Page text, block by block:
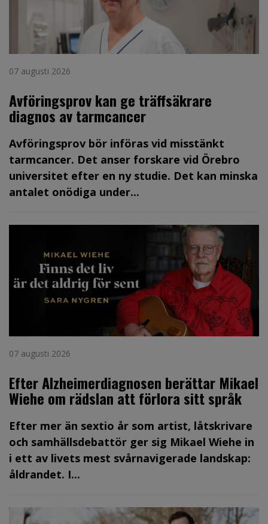
07 augusti 2026
Avföringsprov kan ge träffsäkrare
diagnos av tarmcancer
Avföringsprov bör införas vid misstänkt
tarmcancer. Det anser forskare vid Örebro
universitet efter en ny studie. Det kan minska
antalet onödiga under...
07 augusti 2026
Efter Alzheimerdiagnosen berättar Mikael
Wiehe om rädslan att förlora sitt språk
Efter mer än sextio år som artist, låtskrivare
och samhällsdebattör ger sig Mikael Wiehe in
i ett av livets mest svårnavigerade landskap:
åldrandet. I...